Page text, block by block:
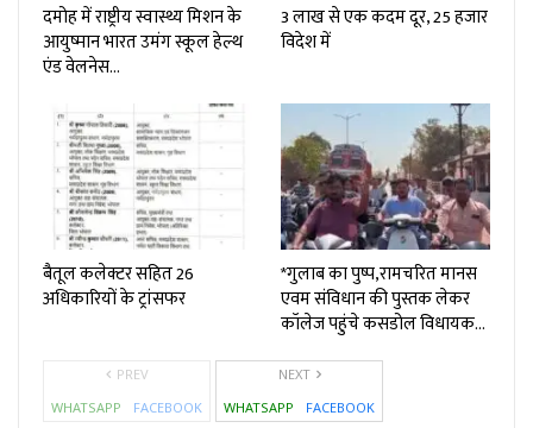
दमोह में राष्ट्रीय स्वास्थ्य मिशन के
आयुष्मान भारत उमंग स्कूल हेल्थ
एंड वेलनेस…
3 लाख से एक कदम दूर, 25 हजार
विदेश में
बैतूल कलेक्टर सहित 26
अधिकारियों के ट्रांसफर
*गुलाब का पुष्प,रामचरित मानस
एवम संविधान की पुस्तक लेकर
कॉलेज पहुंचे कसडोल विधायक…
PREV
WHATSAPP
FACEBOOK
NEXT
WHATSAPP
FACEBOOK